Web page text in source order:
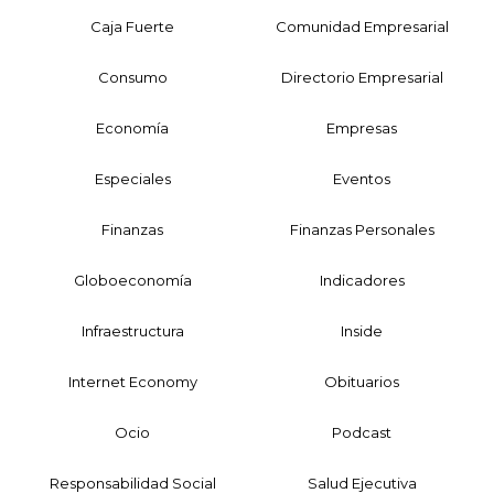
Caja Fuerte Comunidad Empresarial
Consumo Directorio Empresarial
Economía Empresas
Especiales Eventos
Finanzas Finanzas Personales
Globoeconomía Indicadores
Infraestructura Inside
Internet Economy Obituarios
Ocio Podcast
Responsabilidad Social Salud Ejecutiva